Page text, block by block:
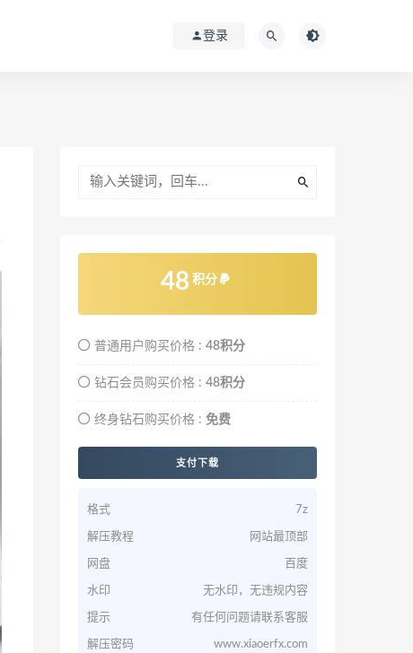
登录
48 积分
普通用户购买价格 : 48积分
钻石会员购买价格 : 48积分
终身钻石购买价格 : 免费
支付下载
格式 7z
解压教程 网站最顶部
网盘 百度
水印 无水印，无违规内容
提示 有任何问题请联系客服
解压密码 www.xiaoerfx.com